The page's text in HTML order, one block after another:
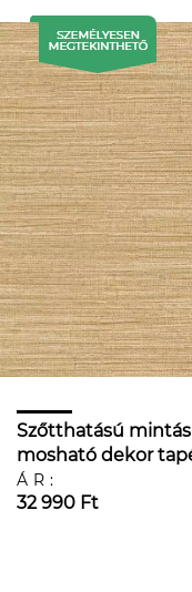
Szőtthatású
mosható dekor
ÁR:
32 990 Ft